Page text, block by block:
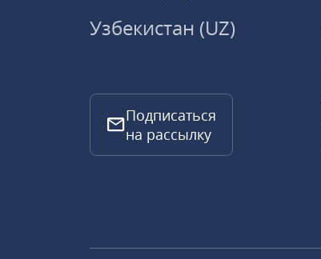
Узбекистан (UZ)
Подписаться
на рассылку